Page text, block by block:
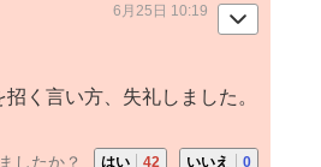
6月25日 10:19
く言い方、失礼しました。
したか？ はい 42 いいえ 0